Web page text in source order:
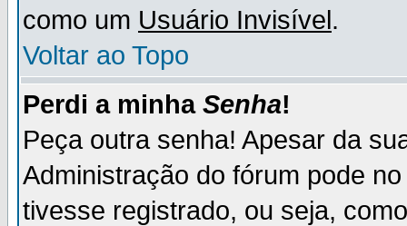
como um Usuário Invisível.
Voltar ao Topo
Perdi a minha Senha!
Peça outra senha! Apesar da
Administração do fórum pode
tivesse registrado, ou seja,